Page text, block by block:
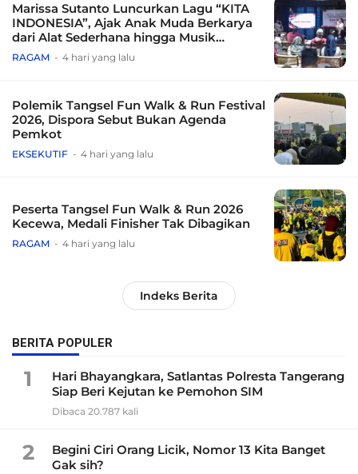
Marissa Sutanto Luncurkan Lagu “KITA
INDONESIA”, Ajak Anak Muda Berkarya
dari Alat Sederhana hingga Musik
Tradisional
RAGAM 4 hari yang lalu
Polemik Tangsel Fun Walk & Run Festival
2026, Dispora Sebut Bukan Agenda
Pemkot
EKSEKUTIF 4 hari yang lalu
Peserta Tangsel Fun Walk & Run 2026
Kecewa, Medali Finisher Tak Dibagikan
RAGAM 4 hari yang lalu
Indeks Berita
BERITA POPULER
1
Hari Bhayangkara, Satlantas Polresta Tangerang
Siap Beri Kejutan ke Pemohon SIM
Dibaca 20.787 kali
2
Begini Ciri Orang Licik, Nomor 13 Kita Banget
Gak sih?